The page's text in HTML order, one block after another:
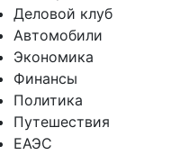
Деловой клуб
Автомобили
Экономика
Финансы
Политика
Путешествия
ЕАЭС